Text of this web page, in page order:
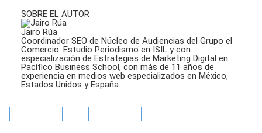
SOBRE EL AUTOR
Jairo Rúa
Coordinador SEO de Núcleo de Audiencias del Grupo el
Comercio. Estudio Periodismo en ISIL y con
especialización de Estrategias de Marketing Digital en
Pacífico Business School, con más de 11 años de
experiencia en medios web especializados en México,
Estados Unidos y España.